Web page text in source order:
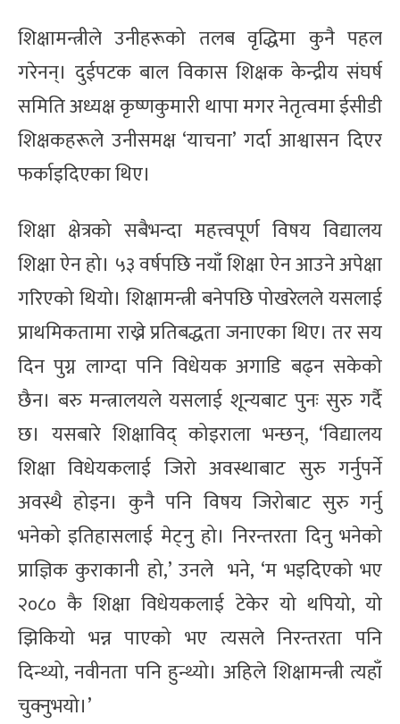
शिक्षामन्त्रीले उनीहरूको तलब वृद्धिमा कुनै पहल
गरेनन्। दुईपटक बाल विकास शिक्षक केन्द्रीय संघर्ष
समिति अध्यक्ष कृष्णकुमारी थापा मगर नेतृत्वमा ईसीडी
शिक्षकहरूले उनीसमक्ष ‘याचना’ गर्दा आश्वासन दिएर
फर्काइदिएका थिए।
शिक्षा क्षेत्रको सबैभन्दा महत्त्वपूर्ण विषय विद्यालय
शिक्षा ऐन हो। ५३ वर्षपछि नयाँ शिक्षा ऐन आउने अपेक्षा
गरिएको थियो। शिक्षामन्त्री बनेपछि पोखरेलले यसलाई
प्राथमिकतामा राख्ने प्रतिबद्धता जनाएका थिए। तर सय
दिन पुग्न लाग्दा पनि विधेयक अगाडि बढ्न सकेको
छैन। बरु मन्त्रालयले यसलाई शून्यबाट पुनः सुरु गर्दै
छ। यसबारे शिक्षाविद् कोइराला भन्छन्, ‘विद्यालय
शिक्षा विधेयकलाई जिरो अवस्थाबाट सुरु गर्नुपर्ने
अवस्थै होइन। कुनै पनि विषय जिरोबाट सुरु गर्नु
भनेको इतिहासलाई मेट्नु हो। निरन्तरता दिनु भनेको
प्राज्ञिक कुराकानी हो,’ उनले भने, ‘म भइदिएको भए
२०८० कै शिक्षा विधेयकलाई टेकेर यो थपियो, यो
झिकियो भन्न पाएको भए त्यसले निरन्तरता पनि
दिन्थ्यो, नवीनता पनि हुन्थ्यो। अहिले शिक्षामन्त्री त्यहाँ
चुक्नुभयो।’